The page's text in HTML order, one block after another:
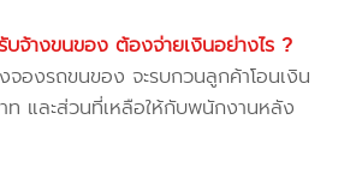
จ้างขนของ ต้องจ่ายเงินอย่างไร ?
องรถขนของ จะรบกวนลูกค้าโอนเงิน
ท และส่วนที่เหลือให้กับพนักงานหลัง